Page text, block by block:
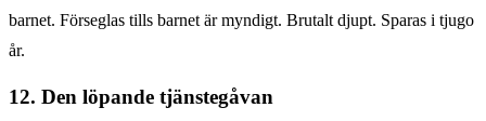
barnet. Förseglas tills barnet är myndigt. Brutalt djupt. Sparas i tjugo
år.
12. Den löpande tjänstegåvan